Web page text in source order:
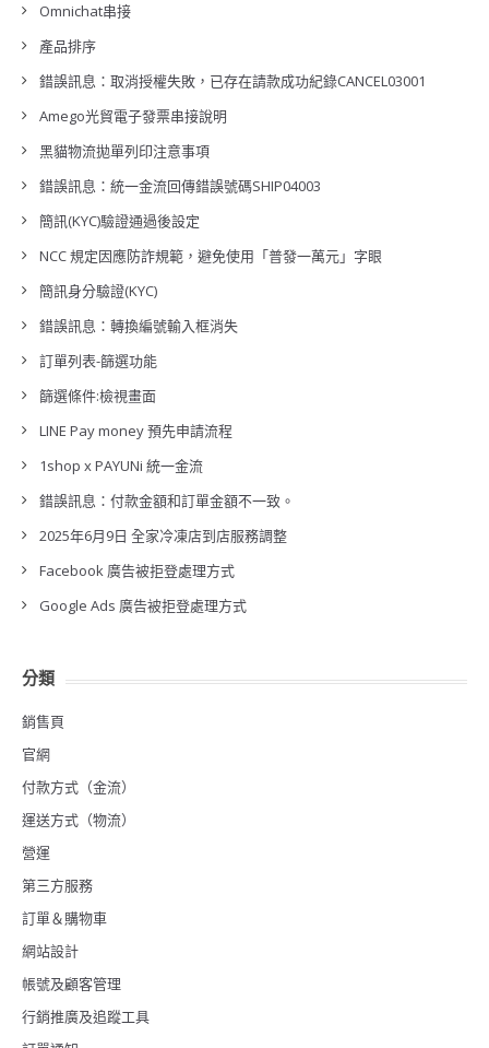
Omnichat串接
產品排序
錯誤訊息：取消授權失敗，已存在請款成功紀錄CANCEL03001
Amego光貿電子發票串接說明
黑貓物流拋單列印注意事項
錯誤訊息：統一金流回傳錯誤號碼SHIP04003
簡訊(KYC)驗證通過後設定
NCC 規定因應防詐規範，避免使用「普發一萬元」字眼
簡訊身分驗證(KYC)
錯誤訊息：轉換編號輸入框消失
訂單列表-篩選功能
篩選條件:檢視畫面
LINE Pay money 預先申請流程
1shop x PAYUNi 統一金流
錯誤訊息：付款金額和訂單金額不一致。
2025年6月9日 全家冷凍店到店服務調整
Facebook 廣告被拒登處理方式
Google Ads 廣告被拒登處理方式
分類
銷售頁
官網
付款方式（金流）
運送方式（物流）
營運
第三方服務
訂單＆購物車
網站設計
帳號及顧客管理
行銷推廣及追蹤工具